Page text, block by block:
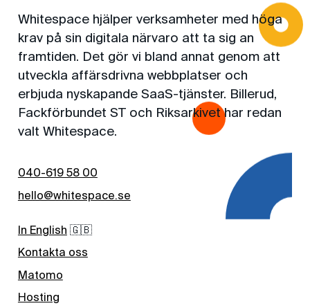
Whitespace hjälper verksamheter med höga
krav på sin digitala närvaro att ta sig an
framtiden. Det gör vi bland annat genom att
utveckla affärsdrivna webbplatser och
erbjuda nyskapande SaaS-tjänster. Billerud,
Fackförbundet ST och Riksarkivet har redan
valt Whitespace.
040-619 58 00
hello@whitespace.se
In English 🇬🇧
Kontakta oss
Matomo
Hosting